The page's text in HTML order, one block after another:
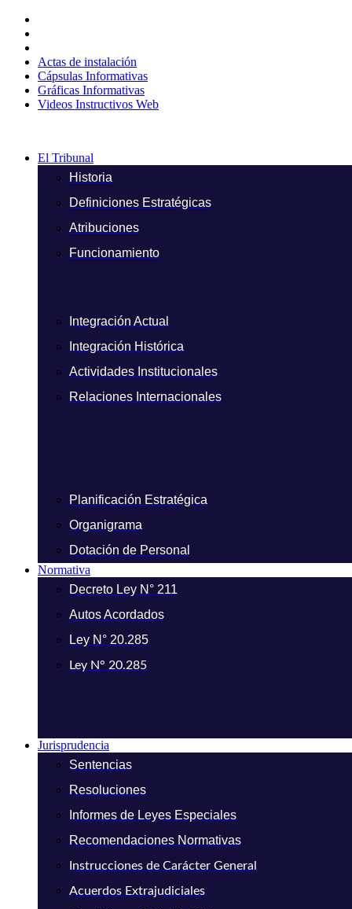
contenido
Actas de instalación
Cápsulas Informativas
Gráficas Informativas
Videos Instructivos Web
El Tribunal
Historia
Definiciones Estratégicas
Atribuciones
Funcionamiento
Integración Actual
Integración Histórica
Actividades Institucionales
Relaciones Internacionales
Planificación Estratégica
Organigrama
Dotación de Personal
Normativa
Decreto Ley N° 211
Autos Acordados
Ley N° 20.285
Ley N° 20.285
Jurisprudencia
Sentencias
Resoluciones
Informes de Leyes Especiales
Recomendaciones Normativas
Instrucciones de Carácter General
Acuerdos Extrajudiciales